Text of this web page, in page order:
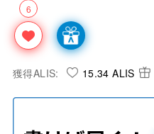
6
獲得ALIS: 15.34 ALIS